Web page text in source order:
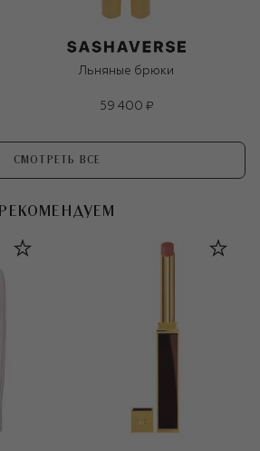
Льняные брюки
59 400 ₽
СМОТРЕТЬ ВСЕ
РЕКОМЕНДУЕМ